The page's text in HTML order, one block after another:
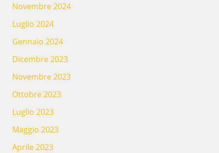
Novembre 2024
Luglio 2024
Gennaio 2024
Dicembre 2023
Novembre 2023
Ottobre 2023
Luglio 2023
Maggio 2023
Aprile 2023